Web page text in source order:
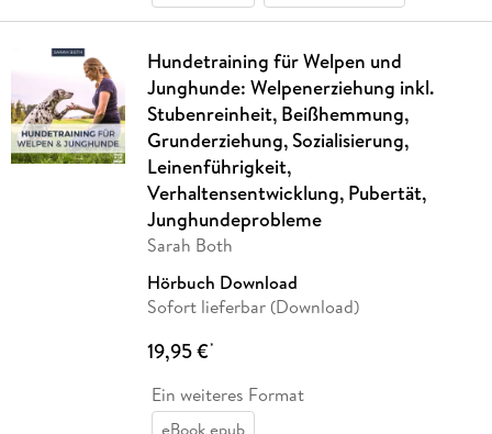
Hundetraining für Welpen und
Junghunde: Welpenerziehung inkl.
Stubenreinheit, Beißhemmung,
Grunderziehung, Sozialisierung,
Leinenführigkeit,
Verhaltensentwicklung, Pubertät,
Junghundeprobleme
Sarah Both
Hörbuch Download
Sofort lieferbar (Download)
19,95 €*
Ein weiteres Format
eBook epub